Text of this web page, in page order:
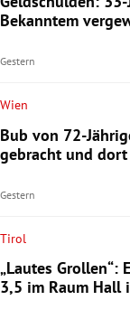
Bekanntem
Gestern
Wien
Bub von 72-
gebracht und
Gestern
Tirol
„Lautes Grollen“:
3,5 im Raum Hall